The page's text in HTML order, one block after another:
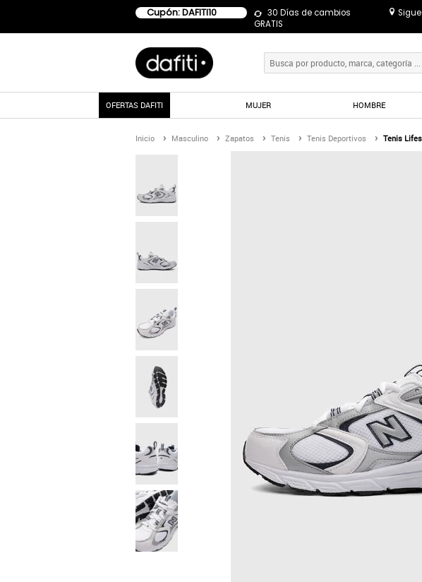
Cupón: DAFITI10
30 Días de cambios
GRATIS
OFERTAS DAFITI MUJER HOMBRE
Inicio Masculino Zapatos Tenis Tenis Deportivos Tenis